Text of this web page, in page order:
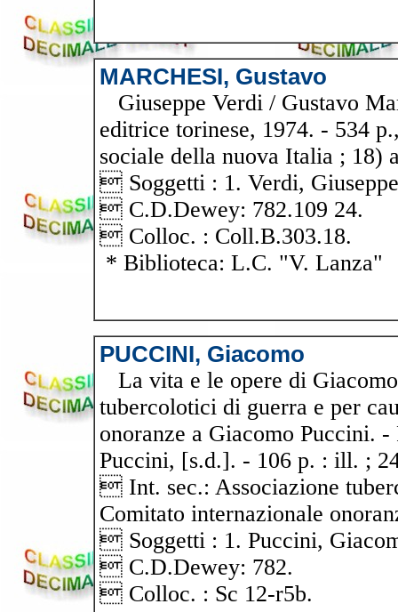
MARCHESI, Gustavo
Giuseppe Verdi / Gustavo
editrice torinese, 1974. - 534
sociale della nuova Italia ; 18)
 Soggetti : 1. Verdi,
 C.D.Dewey: 782.109 24.
 Colloc. : Coll.B.303.18.
* Biblioteca: L.C. "V. Lanza"
PUCCINI, Giacomo
La vita e le opere di
tubercolotici di guerra e per
onoranze a Giacomo Puccini.
Puccini, [s.d.]. - 106 p. : ill. ;
 Int. sec.: Associazione
Comitato internazionale
 Soggetti : 1. Puccini,
 C.D.Dewey: 782.
 Colloc. : Sc 12-r5b.